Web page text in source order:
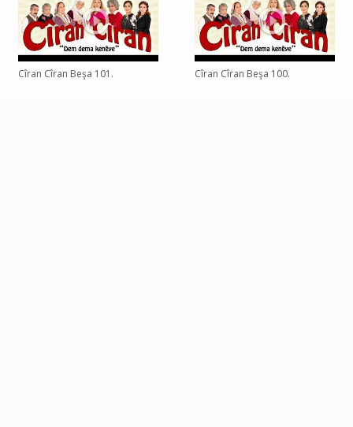
Cîran Cîran Beşa 101. Cîran Cîran Beşa 100.